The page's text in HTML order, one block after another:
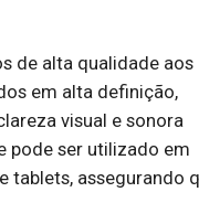
de alta qualidade aos
em alta definição,
visual e sonora
pode ser utilizado em
tablets, assegurando